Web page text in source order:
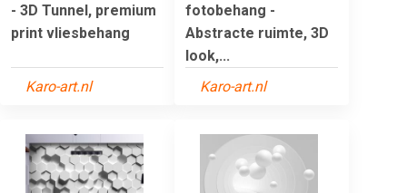
- 3D Tunnel, premium
print vliesbehang
Karo-art.nl
fotobehang -
Abstracte ruimte, 3D
look,...
Karo-art.nl